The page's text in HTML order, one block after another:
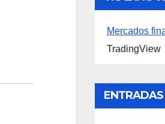
Mercados
TradingView
ENTRADAS